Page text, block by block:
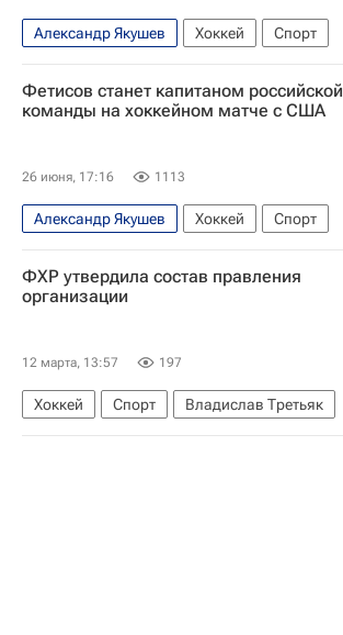
Александр Якушев Хоккей
Спорт
Вячеслав Фетисов
Ильдар Абдразаков
Госдума РФ
Артемий Панарин
Шанхайские драконы
Фетисов станет капитаном российской
команды на хоккейном матче с США
26 июня, 17:16 1113
Александр Якушев Хоккей
Спорт
Россия
США
Москва
Вячеслав Фетисов
Ильдар Абдразаков
ФХР утвердила состав правления
организации
12 марта, 13:57 197
Хоккей Спорт
Владислав Третьяк
Аркадий Ротенберг
Роман Ротенберг